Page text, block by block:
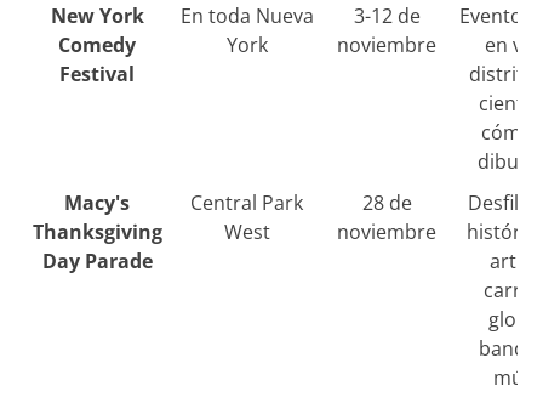
New York
Comedy
Festival
En toda Nueva
York
3-12 de
noviembre
Evento
en
Macy's
Thanksgiving
Day Parade
Central Park
West
28 de
noviembre
Desfile